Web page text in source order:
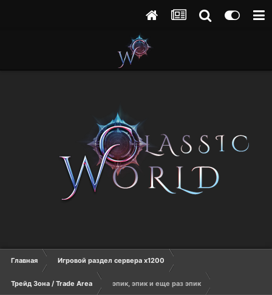
Главная Игровой раздел сервера х1200
Трейд Зона / Trade Area эпик, эпик и еще раз эпик